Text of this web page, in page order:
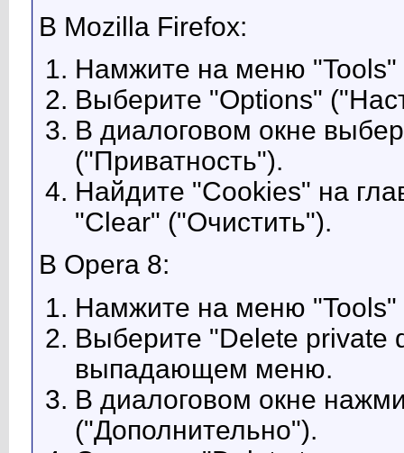
В Mozilla Firefox:
Намжите на меню
Выберите "Options"
В диалоговом окне
("Приватность").
Найдите "Cookies" на
"Clear" ("Очистить").
В Opera 8:
Намжите на меню "Tools"
Выберите "Delete private
выпадающем меню.
В диалоговом окне
("Дополнительно").